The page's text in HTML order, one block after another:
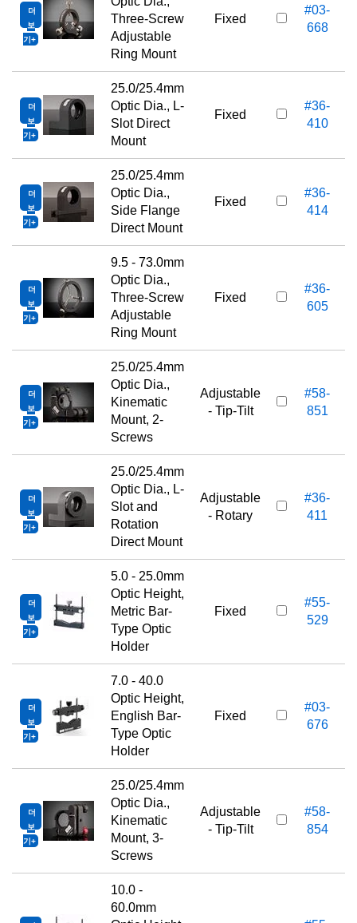
더
보
기
Three-Screw
Adjustable
Ring Mount
Fixed
#03-
668
더
보
기
25.0/25.4mm
Optic Dia., L-
Slot Direct
Mount
Fixed
#36-
410
더
보
기
25.0/25.4mm
Optic Dia.,
Side Flange
Direct Mount
Fixed
#36-
414
더
보
기
9.5 - 73.0mm
Optic Dia.,
Three-Screw
Adjustable
Ring Mount
Fixed
#36-
605
더
보
기
25.0/25.4mm
Optic Dia.,
Kinematic
Mount, 2-
Screws
Adjustable
- Tip-Tilt
#58-
851
더
보
기
25.0/25.4mm
Optic Dia., L-
Slot and
Rotation
Direct Mount
Adjustable
- Rotary
#36-
411
더
보
기
5.0 - 25.0mm
Optic Height,
Metric Bar-
Type Optic
Holder
Fixed
#55-
529
더
보
기
7.0 - 40.0
Optic Height,
English Bar-
Type Optic
Holder
Fixed
#03-
676
더
보
기
25.0/25.4mm
Optic Dia.,
Kinematic
Mount, 3-
Screws
Adjustable
- Tip-Tilt
#58-
854
10.0 -
60.0mm